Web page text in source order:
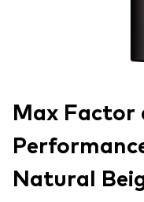
Max Factor
Natural